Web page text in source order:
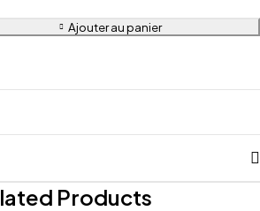
Ajouter au panier
Products